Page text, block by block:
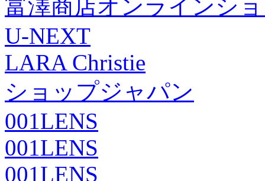
富澤商店オンラインシ
U-NEXT
LARA Christie
ショップジャパン
001LENS
001LENS
001LENS